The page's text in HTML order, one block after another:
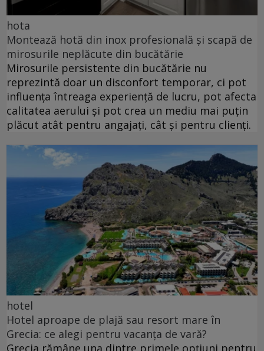
hota
Montează hotă din inox profesională și scapă de
mirosurile neplăcute din bucătărie
Mirosurile persistente din bucătărie nu
reprezintă doar un disconfort temporar, ci pot
influența întreaga experiență de lucru, pot afecta
calitatea aerului și pot crea un mediu mai puțin
plăcut atât pentru angajați, cât și pentru clienți.
hotel
Hotel aproape de plajă sau resort mare în
Grecia: ce alegi pentru vacanța de vară?